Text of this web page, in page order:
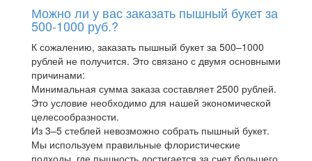
Можно ли у вас заказать пышный букет за
500-1000 руб.?
К сожалению, заказать пышный букет за 500–1000
рублей не получится. Это связано с двумя основными
причинами:
Минимальная сумма заказа составляет 2500 рублей.
Это условие необходимо для нашей экономической
целесообразности.
Из 3–5 стеблей невозможно собрать пышный букет.
Мы используем правильные флористические
подходы, где пышность достигается за счет большего